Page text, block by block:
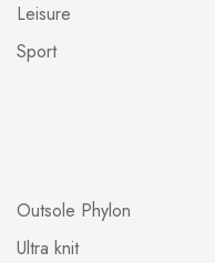
Leisure
Sport
Outsole Phylon
Ultra knit